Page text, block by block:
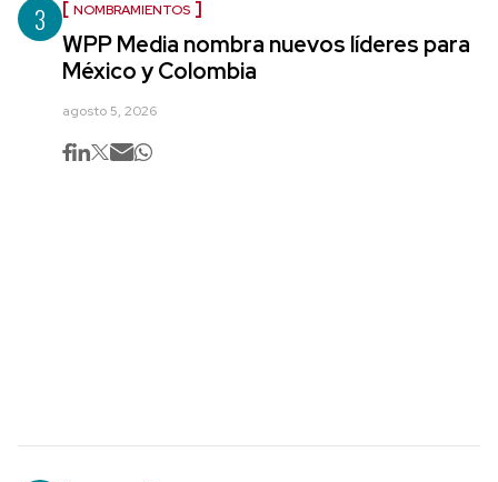
3 NOMBRAMIENTOS
WPP Media nombra nuevos líderes para
México y Colombia
agosto 5, 2026